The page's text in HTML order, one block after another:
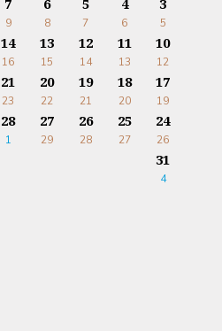
3
5
4
6
5
7
6
8
7
9
10
12
11
13
12
14
13
15
14
16
17
19
18
20
19
21
20
22
21
23
24
26
25
27
26
28
27
29
28
1
31
4